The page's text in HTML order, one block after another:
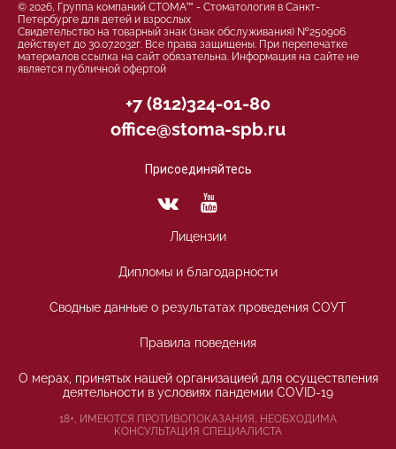
© 2026, Группа компаний СТОМА™ - Стоматология в Санкт-
Петербурге для детей и взрослых
Свидетельство на товарный знак (знак обслуживания) №250906
действует до 30.07.2032г. Все права защищены. При перепечатке
материалов ссылка на сайт обязательна. Информация на сайте не
является публичной офертой
+7 (812)324-01-80
office@stoma-spb.ru
Присоединяйтесь
Лицензии
Дипломы и благодарности
Сводные данные о результатах проведения СОУТ
Правила поведения
О мерах, принятых нашей организацией для осуществления
деятельности в условиях пандемии COVID-19
18+, ИМЕЮТСЯ ПРОТИВОПОКАЗАНИЯ, НЕОБХОДИМА
КОНСУЛЬТАЦИЯ СПЕЦИАЛИСТА